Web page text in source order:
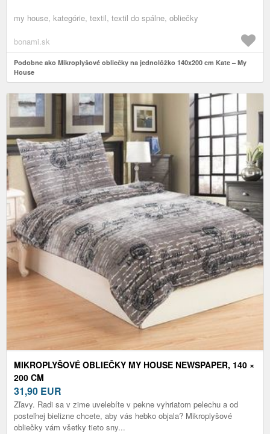
my house, kategórie, textil, textil do spálne, obliečky
bonami.sk
Podobne ako Mikroplyšové obliečky na jednolôžko 140x200 cm Kate – My
House
MIKROPLYŠOVÉ OBLIEČKY MY HOUSE NEWSPAPER, 140 ×
200 CM
31,90 EUR
Zľavy. Radi sa v zime uvelebíte v pekne vyhriatom pelechu a od
posteľnej bielizne chcete, aby vás hebko objala? Mikroplyšové
obliečky vám všetky tieto sny...